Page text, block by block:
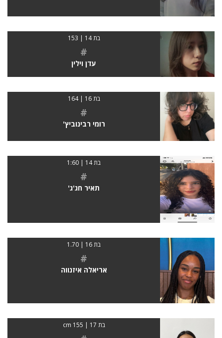
בת 14 | 153
#
עדן וילין
בת 16 | 164
#
רומי רבינוביץ'
בת 14 | 1:60
#
תאיר חג'ג'
בת 16 | 1.70
#
אריאלה איזנווה
בת 17 | 155 cm